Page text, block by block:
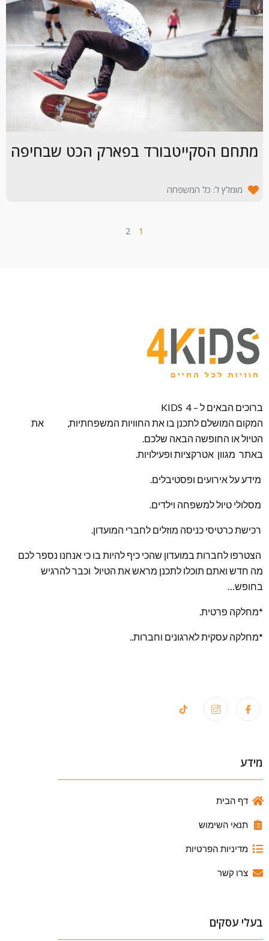
מתחם הסקייטבורד בפארק הכט שבחיפה
מומלץ ל: כל המשפחה
1
2
ברוכים הבאים ל – KIDS 4
המקום המושלם לתכנן בו את החוויות המשפחתיות, את
הטיול או החופשה הבאה שלכם.
באתר מגוון אטרקציות ופעילויות.
מידע על אירועים ופסטיבלים.
מסלולי טיול למשפחה וילדים.
רכישת כרטיסי כניסה מוזלים לחברי המועדון.
הצטרפו לחברות במועדון שהכי כיף להיות בו כי אנחנו נספר לכם
מה חדש ואתם תוכלו לתכנן מראש את הטיול וכבר להרגיש
בחופש…
*מחלקה פרטית.
*מחלקה עסקית לארגונים וחברות..
מידע
דף הבית
תנאי השימוש
מדיניות הפרטיות
צרו קשר
בעלי עסקים